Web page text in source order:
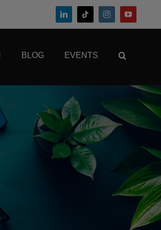
BLOG EVENTS